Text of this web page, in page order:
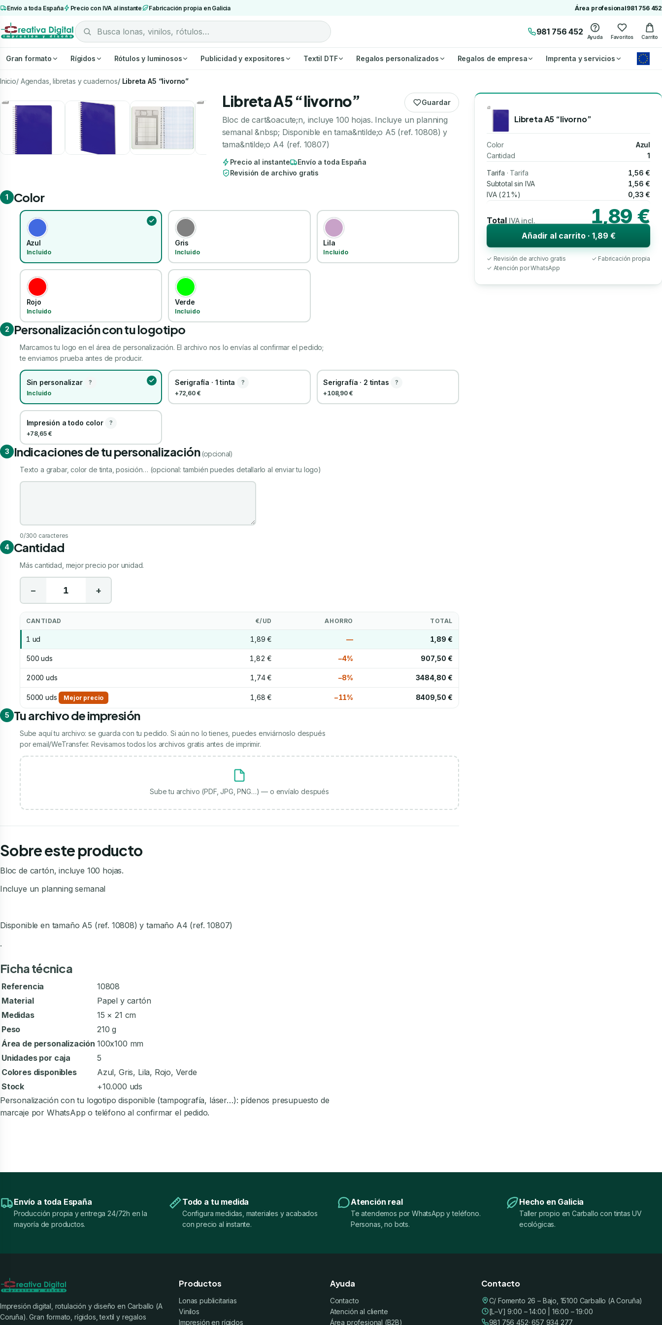
Envío a toda España Precio con IVA al instante Fabricación propia en Galicia Área profesional981 756 452
981 756 452
Ayuda Favoritos Carrito
Gran formato Rígidos Rótulos y luminosos Publicidad y expositores Textil DTF Regalos personalizados Regalos de empresa Imprenta y servicios
Inicio Agendas, libretas y cuadernos Libreta A5 “livorno”
Libreta A5 “livorno” Guardar
Bloc de cart&oacute;n, incluye 100 hojas. Incluye un planning
semanal &nbsp; Disponible en tama&ntilde;o A5 (ref. 10808) y
tama&ntilde;o A4 (ref. 10807)
Precio al instante
Envío a toda España
Revisión de archivo gratis
1 Color
Azul
Incluido
Gris
Incluido
Lila
Incluido
Rojo
Incluido
Verde
Incluido
2 Personalización con tu logotipo
Marcamos tu logo en el área de personalización. El archivo nos lo envías al confirmar el pedido;
te enviamos prueba antes de producir.
Sin personalizar
?
Incluido
Serigrafía · 1 tinta
?
+72,60 €
Serigrafía · 2 tintas
?
+108,90 €
Impresión a todo color
?
+78,65 €
3 Indicaciones de tu personalización (opcional)
Texto a grabar, color de tinta, posición… (opcional: también puedes detallarlo al enviar tu logo)
Indicaciones de tu personalización
0/300 caracteres
4 Cantidad
Más cantidad, mejor precio por unidad.
− +
CANTIDAD €/UD AHORRO TOTAL
1 ud 1,89 € — 1,89 €
500 uds 1,82 € −4% 907,50 €
2000 uds 1,74 € −8% 3484,80 €
5000 uds Mejor precio 1,68 € −11% 8409,50 €
5 Tu archivo de impresión
Sube aquí tu archivo: se guarda con tu pedido. Si aún no lo tienes, puedes enviárnoslo después
por email/WeTransfer. Revisamos todos los archivos gratis antes de imprimir.
Sube tu archivo (PDF, JPG, PNG…) — o envíalo después
Sobre este producto
Bloc de cartón, incluye 100 hojas.
Incluye un planning semanal
Disponible en tamaño A5 (ref. 10808) y tamaño A4 (ref. 10807)
.
Ficha técnica
Referencia
10808
Material
Papel y cartón
Medidas
15 × 21 cm
Peso
210 g
Área de personalización 100x100 mm
Unidades por caja
5
Colores disponibles
Azul, Gris, Lila, Rojo, Verde
Stock
+10.000 uds
Personalización con tu logotipo disponible (tampografía, láser…): pídenos presupuesto de
marcaje por WhatsApp o teléfono al confirmar el pedido.
Libreta A5 “livorno”
Color
Azul
Cantidad
1
Tarifa · Tarifa
1,56 €
Subtotal sin IVA
1,56 €
IVA (21%)
0,33 €
Total IVA incl. 1,89 €
Añadir al carrito · 1,89 €
✓ Revisión de archivo gratis
✓ Fabricación propia
✓ Atención por WhatsApp
Envío a toda España
Producción propia y entrega 24/72h en la
mayoría de productos.
Todo a tu medida
Configura medidas, materiales y acabados
con precio al instante.
Atención real
Te atendemos por WhatsApp y teléfono.
Personas, no bots.
Hecho en Galicia
Taller propio en Carballo con tintas UV
ecológicas.
Impresión digital, rotulación y diseño en Carballo (A
Coruña). Gran formato, rígidos, textil y regalos
Productos
Lonas publicitarias
Vinilos
Impresión en rígidos
Ayuda
Contacto
Atención al cliente
Área profesional (B2B)
Contacto
C/ Fomento 26 – Bajo, 15100 Carballo (A Coruña)
[L–V] 9:00 – 14:00 | 16:00 – 19:00
981 756 452· 657 934 277